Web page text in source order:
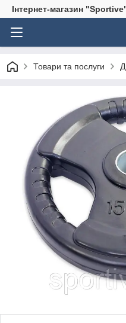
Інтернет-магазин
Товари та послуги